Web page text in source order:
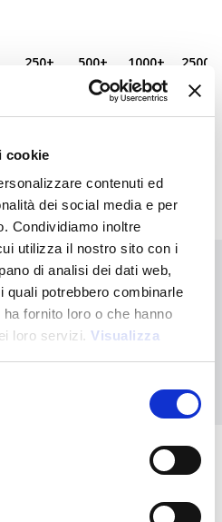
cookie
contenuti ed
dei social media e per
Condividiamo inoltre
utilizza il nostro sito con i
di analisi dei dati web,
quali potrebbero combinarle
fornito loro o che hanno
loro servizi. Visualizza
250+ 500+ 1000+ 2500
2,650€ 2,650€ 2,650
lo que buscabas?
asistencia o haz tu pedido